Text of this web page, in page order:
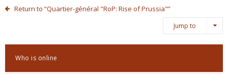
Return to “Quartier-général "RoP: Rise of Prussia"”
Jump to
Who is online